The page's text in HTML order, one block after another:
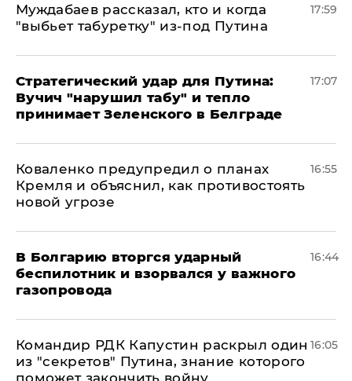
Муждабаев рассказал, кто и когда
"выбьет табуретку" из-под Путина
17:59
Стратегический удар для Путина:
Вучич "нарушил табу" и тепло
принимает Зеленского в Белграде
17:07
Коваленко предупредил о планах
Кремля и объяснил, как противостоять
новой угрозе
16:55
В Болгарию вторгся ударный
беспилотник и взорвался у важного
газопровода
16:44
Командир РДК Капустин раскрыл один
из "секретов" Путина, знание которого
поможет закончить войну
16:05